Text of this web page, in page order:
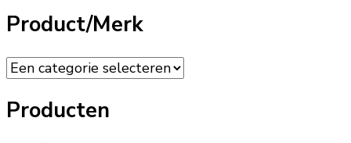
Product/Merk
Producten